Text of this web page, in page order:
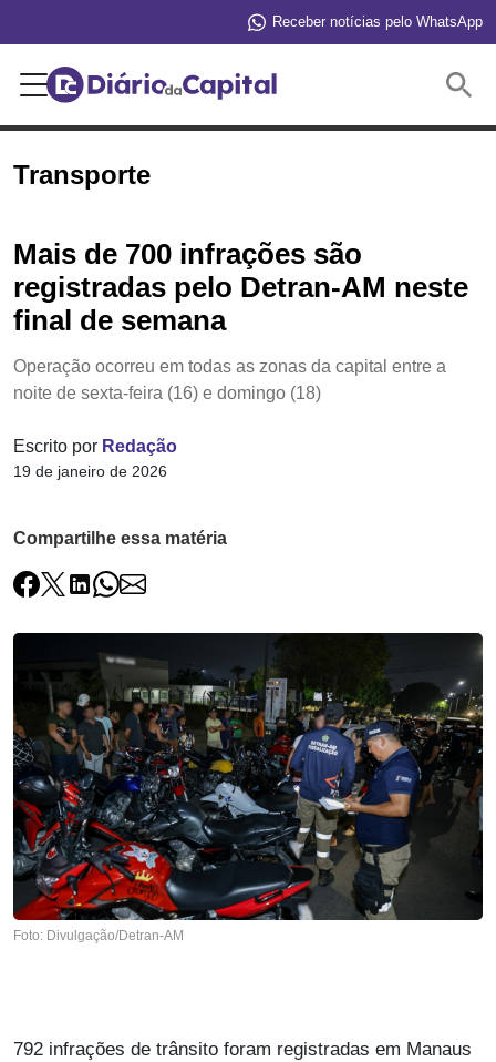
Receber notícias pelo WhatsApp
Transporte
Mais de 700 infrações são
registradas pelo Detran-AM neste
final de semana
Operação ocorreu em todas as zonas da capital entre a
noite de sexta-feira (16) e domingo (18)
Escrito por Redação
19 de janeiro de 2026
Compartilhe essa matéria
Foto: Divulgação/Detran-AM
792 infrações de trânsito foram registradas em Manaus